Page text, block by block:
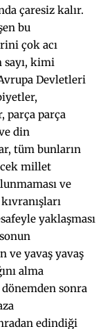
çaresiz kalır.
bu
çok acı
sayı, kimi
Devletleri
parça parça
din
tüm bunların
millet
ve
yaklaşması
ve yavaş yavaş
alma
sonra
edindiği